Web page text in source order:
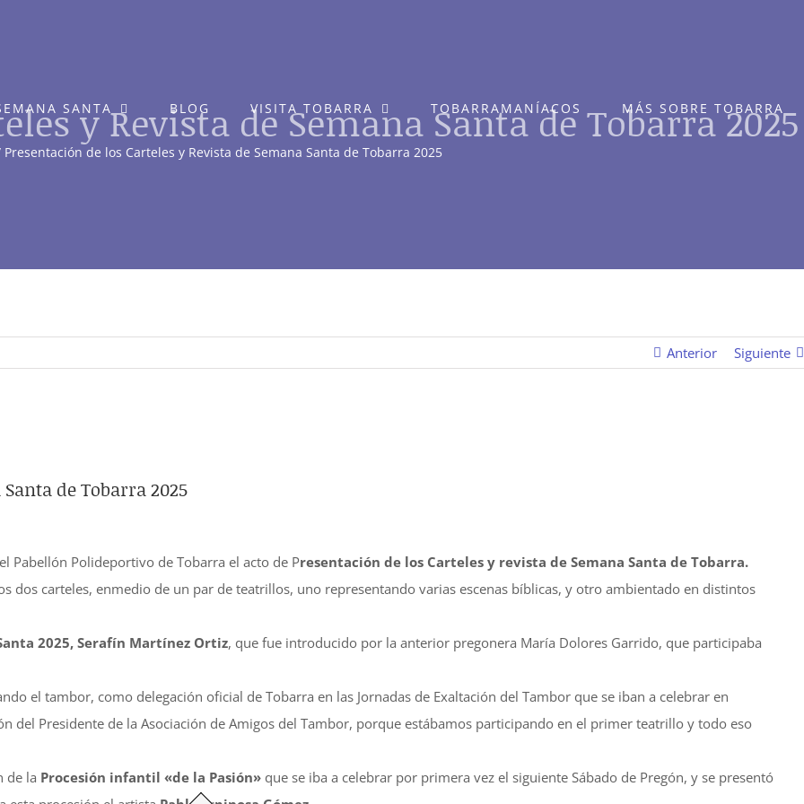
SANTA BLOG VISITA TOBARRA TOBARRAMANÍACOS MÁS SOBRE TOBARRA
y Revista de Semana Santa de Tobarra 2025
Presentación de los Carteles y Revista de Semana Santa de Tobarra 2025
Anterior Siguiente
de Tobarra 2025
Pabellón Polideportivo de Tobarra el acto de Presentación de los Carteles y revista de Semana Santa de Tobarra.
dos carteles, enmedio de un par de teatrillos, uno representando varias escenas bíblicas, y otro ambientado en distintos
2025, Serafín Martínez Ortiz, que fue introducido por la anterior pregonera María Dolores Garrido, que participaba
el tambor, como delegación oficial de Tobarra en las Jornadas de Exaltación del Tambor que se iban a celebrar en
del Presidente de la Asociación de Amigos del Tambor, porque estábamos participando en el primer teatrillo y todo eso
de la Procesión infantil «de la Pasión»que se iba a celebrar por primera vez el siguiente Sábado de Pregón, y se presentó